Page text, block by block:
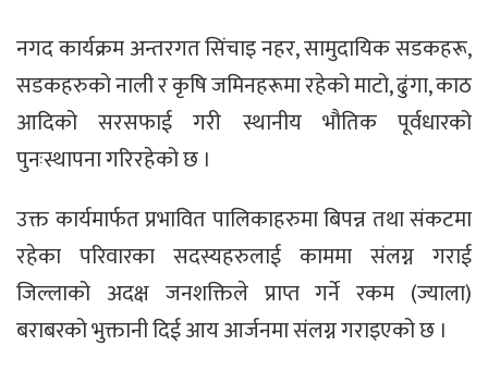
नगद कार्यक्रम अन्तरगत सिंचाइ नहर, सामुदायिक सडकहरू,
सडकहरुको नाली र कृषि जमिनहरूमा रहेको माटो, ढुंगा, काठ
आदिको सरसफाई गरी स्थानीय भौतिक पूर्वधारको
पुनःस्थापना गरिरहेको छ ।
उक्त कार्यमार्फत प्रभावित पालिकाहरुमा बिपन्न तथा संकटमा
रहेका परिवारका सदस्यहरुलाई काममा संलग्न गराई
जिल्लाको अदक्ष जनशक्तिले प्राप्त गर्ने रकम (ज्याला)
बराबरको भुक्तानी दिई आय आर्जनमा संलग्न गराइएको छ ।